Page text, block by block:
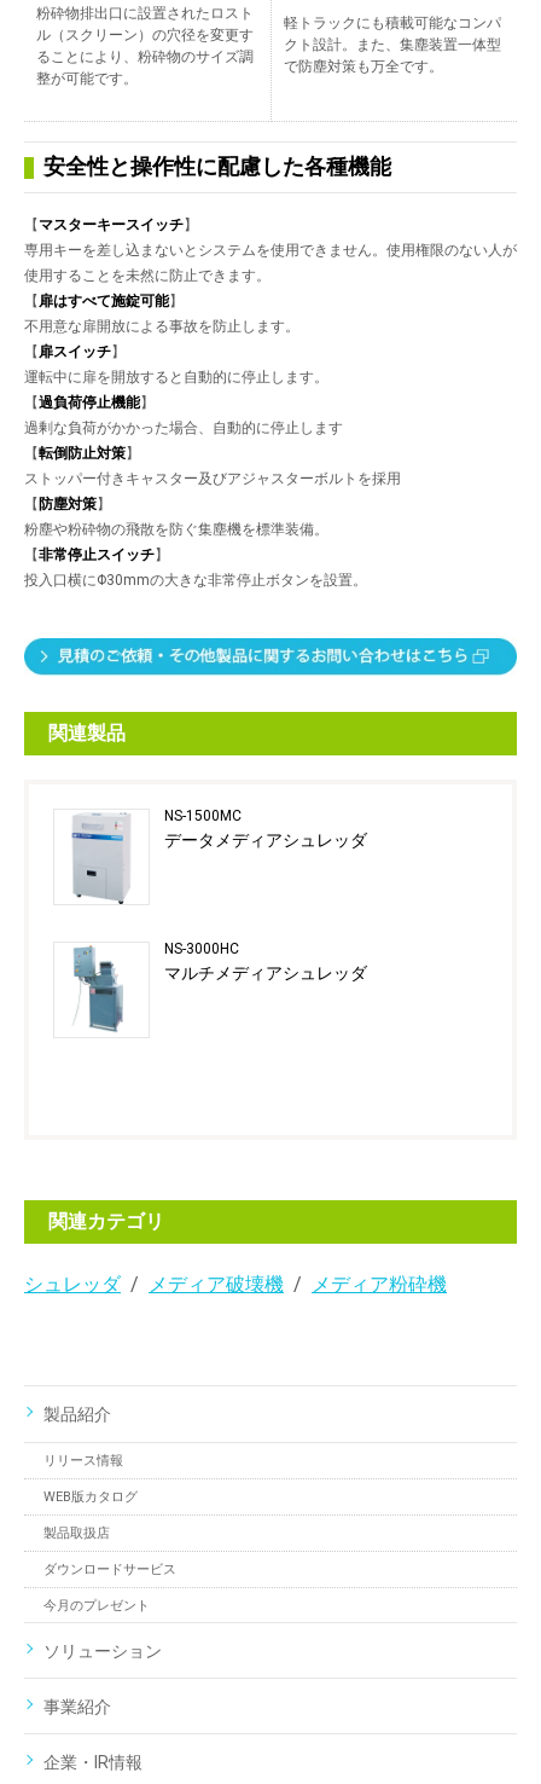
粉砕物排出口に設置されたロスト
ル（スクリーン）の穴径を変更す
ることにより、粉砕物のサイズ調
整が可能です。
軽トラックにも積載可能なコンパ
クト設計。また、集塵装置一体型
で防塵対策も万全です。
安全性と操作性に配慮した各種機能
【 マスターキースイッチ】
専用キーを差し込まないとシステムを使用できません。使用権限のない人が
使用することを未然に防止できます。
【 扉はすべて施錠可能】
不用意な扉開放による事故を防止します。
【 扉スイッチ】
運転中に扉を開放すると自動的に停止します。
【過負荷停止機能】
過剰な負荷がかかった場合、自動的に停止します
【転倒防止対策】
ストッパー付きキャスター及びアジャスターボルトを採用
【 防塵対策】
粉塵や粉砕物の飛散を防ぐ集塵機を標準装備。
【非常停止スイッチ】
投入口横にΦ30mmの大きな非常停止ボタンを設置。
関連製品
NS-1500MC
データメディアシュレッダ
NS-3000HC
マルチメディアシュレッダ
関連カテゴリ
シュレッダ メディア破壊機 メディア粉砕機
製品紹介
リリース情報
WEB版カタログ
製品取扱店
ダウンロードサービス
今月のプレゼント
ソリューション
事業紹介
企業・IR情報